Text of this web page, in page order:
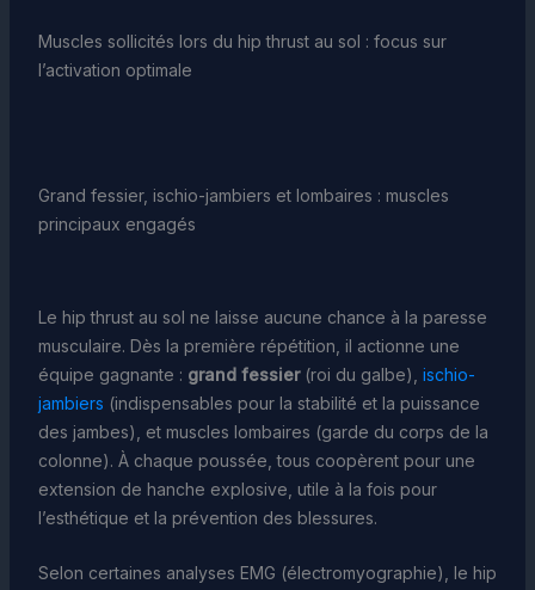
Muscles sollicités lors du hip thrust au sol : focus sur
l’activation optimale
Grand fessier, ischio-jambiers et lombaires : muscles
principaux engagés
Le hip thrust au sol ne laisse aucune chance à la paresse
musculaire. Dès la première répétition, il actionne une
équipe gagnante : grand fessier(roi du galbe), ischio-
jambiers (indispensables pour la stabilité et la puissance
des jambes), et muscles lombaires (garde du corps de la
colonne). À chaque poussée, tous coopèrent pour une
extension de hanche explosive, utile à la fois pour
l’esthétique et la prévention des blessures.
Selon certaines analyses EMG (électromyographie), le hip